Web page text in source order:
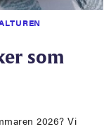
som
2026? Vi